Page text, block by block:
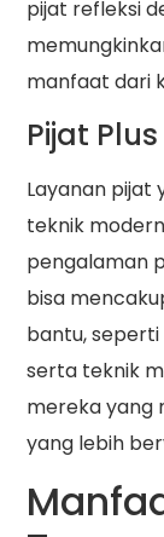
pijat refleksi
manfaat dari
Pijat
Layanan pijat
teknik
pengalaman
bisa
bantu,
serta teknik
mereka yang
yang lebih